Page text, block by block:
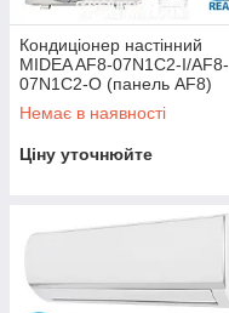
Кондиціонер настінний
MIDEA AF8-07N1C2-I/AF8-
07N1C2-O (панель AF8)
Немає в наявності
Ціну уточнюйте